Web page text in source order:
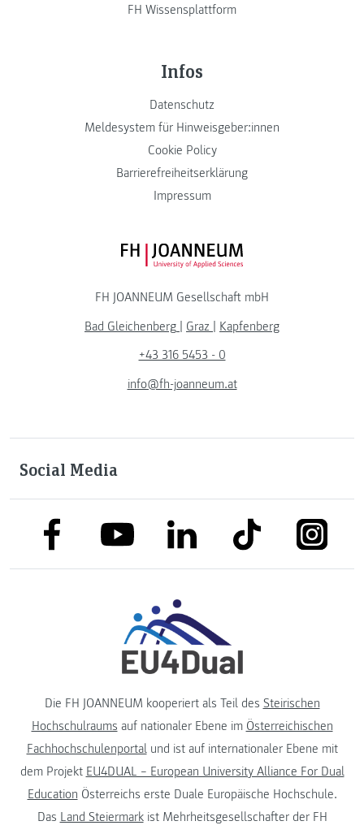
FH Wissensplattform
Infos
Datenschutz
Meldesystem für Hinweisgeber:innen
Cookie Policy
Barrierefreiheitserklärung
Impressum
FH JOANNEUM Logo
FH JOANNEUM Gesellschaft mbH
Bad Gleichenberg | Graz | Kapfenberg
+43 316 5453 - 0
info@fh-joanneum.at
Social Media
link to facebooklink to youtubelink to linkedinlink to tiktok link to
Die FH JOANNEUM kooperiert als Teil des Steirischen
Hochschulraums auf nationaler Ebene im Österreichischen
Fachhochschulenportalund ist auf internationaler Ebene mit
dem Projekt EU4DUAL – European University Alliance For Dual
Education Österreichs erste Duale Europäische Hochschule.
Das Land Steiermarkist Mehrheitsgesellschafter der FH